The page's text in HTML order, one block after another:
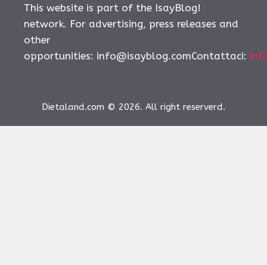
This website is part of the IsayBlog!
network. For advertising, press releases and
other
opportunities: info@isayblog.comContattaci:
Dietaland.com © 2026. All right reserverd.